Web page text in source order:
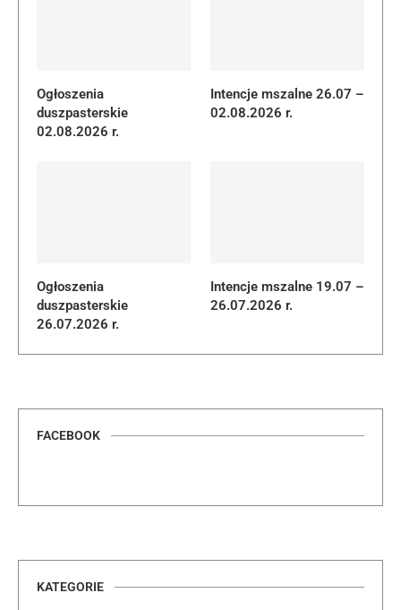
Ogłoszenia
duszpasterskie
02.08.2026 r.
Intencje mszalne 26.07 –
02.08.2026 r.
Ogłoszenia
duszpasterskie
26.07.2026 r.
Intencje mszalne 19.07 –
26.07.2026 r.
FACEBOOK
KATEGORIE